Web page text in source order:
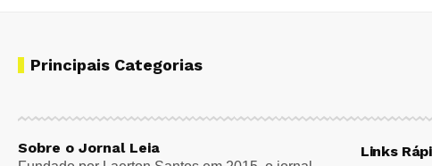
Principais Categorias
Sobre o Jornal Leia Links